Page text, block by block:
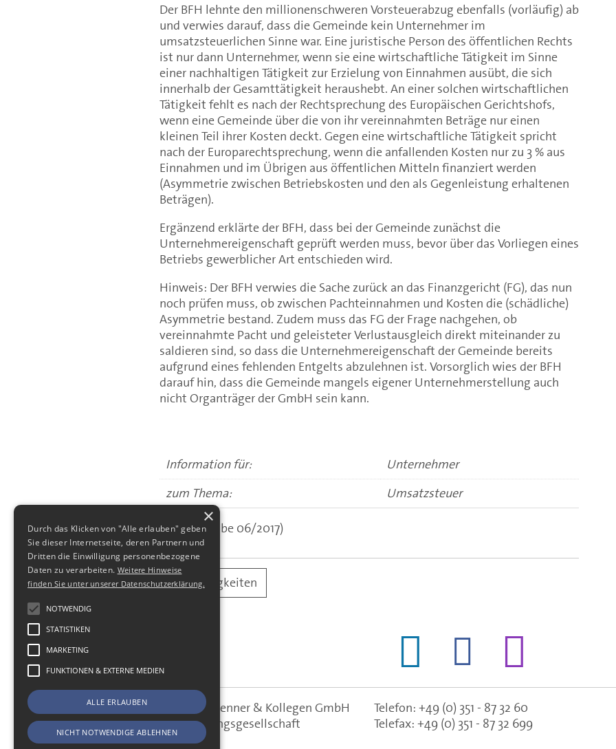
Der BFH lehnte den millionenschweren Vorsteuerabzug ebenfalls (vorläufig) ab
und verwies darauf, dass die Gemeinde kein Unternehmer im
umsatzsteuerlichen Sinne war. Eine juristische Person des öffentlichen Rechts
ist nur dann Unternehmer, wenn sie eine wirtschaftliche Tätigkeit im Sinne
einer nachhaltigen Tätigkeit zur Erzielung von Einnahmen ausübt, die sich
innerhalb der Gesamttätigkeit heraushebt. An einer solchen wirtschaftlichen
Tätigkeit fehlt es nach der Rechtsprechung des Europäischen Gerichtshofs,
wenn eine Gemeinde über die von ihr vereinnahmten Beträge nur einen
kleinen Teil ihrer Kosten deckt. Gegen eine wirtschaftliche Tätigkeit spricht
nach der Europarechtsprechung, wenn die anfallenden Kosten nur zu 3 % aus
Einnahmen und im Übrigen aus öffentlichen Mitteln finanziert werden
(Asymmetrie zwischen Betriebskosten und den als Gegenleistung erhaltenen
Beträgen).
Ergänzend erklärte der BFH, dass bei der Gemeinde zunächst die
Unternehmereigenschaft geprüft werden muss, bevor über das Vorliegen eines
Betriebs gewerblicher Art entschieden wird.
Hinweis: Der BFH verwies die Sache zurück an das Finanzgericht (FG), das nun
noch prüfen muss, ob zwischen Pachteinnahmen und Kosten die (schädliche)
Asymmetrie bestand. Zudem muss das FG der Frage nachgehen, ob
vereinnahmte Pacht und geleisteter Verlustausgleich direkt miteinander zu
saldieren sind, so dass die Unternehmereigenschaft der Gemeinde bereits
aufgrund eines fehlenden Entgelts abzulehnen ist. Vorsorglich wies der BFH
darauf hin, dass die Gemeinde mangels eigener Unternehmerstellung auch
nicht Organträger der GmbH sein kann.
Information für:
Unternehmer
zum Thema:
Umsatzsteuer
(aus: Ausgabe 06/2017)
alle Neuigkeiten
SBS
SBS Richter, Trenner & Kollegen GmbH
Steuerberatungsgesellschaft
Telefon: +49 (0) 351 - 87 32 60
Telefax: +49 (0) 351 - 87 32 699
×
Durch das Klicken von "Alle erlauben" geben
Sie dieser Internetseite, deren Partnern und
Dritten die Einwilligung personenbezogene
Daten zu verarbeiten. Weitere Hinweise
finden Sie unter unserer Datenschutzerklärung.
NOTWENDIG
STATISTIKEN
MARKETING
FUNKTIONEN & EXTERNE MEDIEN
ALLE ERLAUBEN
NICHT NOTWENDIGE ABLEHNEN